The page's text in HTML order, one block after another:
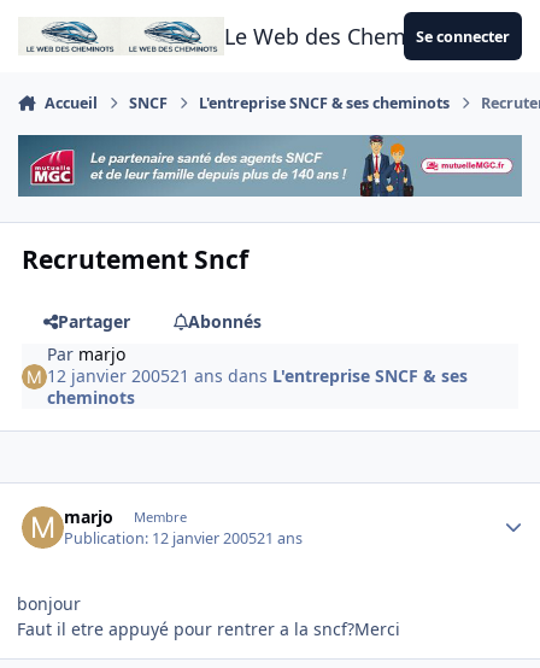
Aller au contenu
Le Web des CheminotsSe connecter
Accueil SNCF L'entreprise SNCF & ses cheminots
Recrutement Sncf
Partager
Abonnés
Par marjo
12 janvier 200521 ans dans L'entreprise SNCF & ses
cheminots
marjo Membre
Publication: 12 janvier 200521 ans
bonjour
Faut il etre appuyé pour rentrer a la sncf?Merci